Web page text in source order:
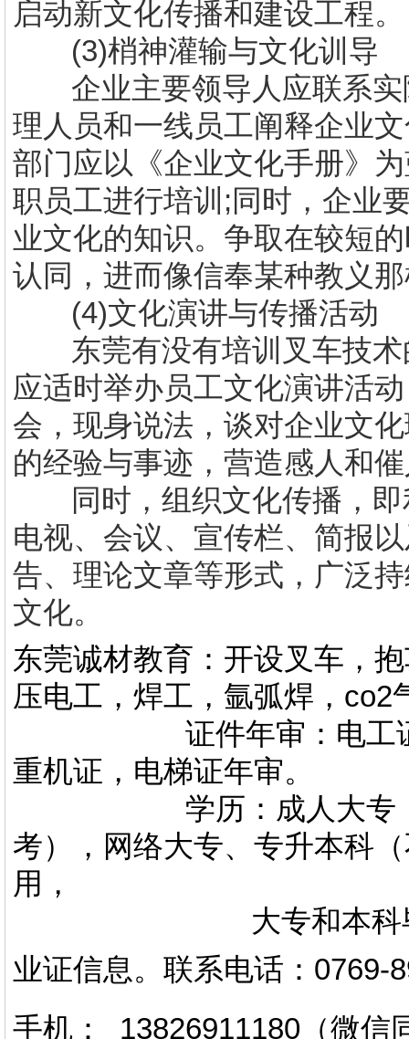
启动新文化传播和建设工程。
(3)梢神灌输与文化训导
企业主要领导人应联系实
理人员和一线员工阐释企业
部门应以《企业文化手册》
职员工进行培训 ;同时，企业
业文化的知识。争取在较短
认同，进而像信奉某种教义
(4)文化演讲与传播活动
东莞有没有培训叉车技
应适时举办员工文化演讲活
会，现身说法，谈对企业文
的经验与事迹，营造感人和
同时，组织文化传播，即
电视、会议、宣传栏、简报
告、理论文章等形式，广泛
文化。
东莞诚材教育：开设叉车，
压电工，焊工，氩弧焊，co2
证件年审：电工证，
重机证，电梯证年审。
学历：成人大专，专
考），网络大专、专升本科
用，
大专和本科毕业证
业证信息。 联系电话 ： 0769-
手机： 13826911180（微信